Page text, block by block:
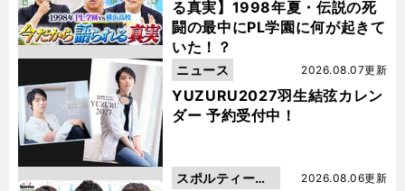
る真実】1998年夏・伝説の死
闘の最中にPL学園に何が起きて
いた！？
YUZURU2027羽生結弦カレン
ダー 予約受付中！
2026.08.07更新
ニュース
2026.08.06更新
スポルティーバ